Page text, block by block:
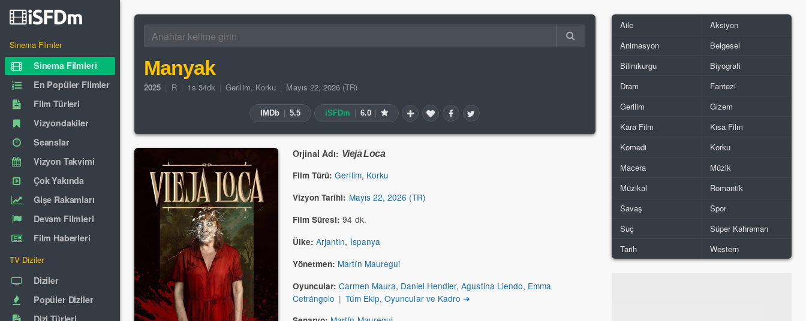
Sinema Filmler
Sinema Filmleri
En Popüler Filmler
Film Türleri
Vizyondakiler
Seanslar
Vizyon Takvimi
Çok Yakında
Gişe Rakamları
Devam Filmleri
Film Haberleri
TV Diziler
Diziler
Popüler Diziler
Dizi Türleri
Manyak
2025 R 1s 34dk Gerilim, Korku Mayıs 22, 2026 (TR)
IMDb 5.5 iSFDm 6.0
Orjinal Adı: Vieja Loca
Film Türü: Gerilim, Korku
Vizyon Tarihi: Mayıs 22, 2026 (TR)
Film Süresi: 94 dk.
Ülke: Arjantin, İspanya
Yönetmen: Martín Mauregui
Oyuncular: Carmen Maura, Daniel Hendler,Agustina Liendo, Emma
Cetrángolo | Tüm Ekip, Oyuncular ve Kadro ➔
Aile
Aksiyon
Animasyon
Belgesel
Bilimkurgu
Biyografi
Dram
Fantezi
Gerilim
Gizem
Kara Film
Kısa Film
Komedi
Korku
Macera
Müzik
Müzikal
Romantik
Savaş
Spor
Suç
Süper Kahraman
Tarih
Western